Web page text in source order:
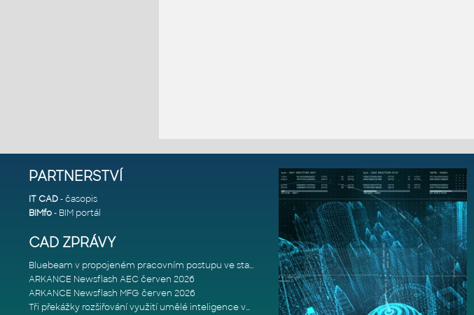
PARTNERSTVÍ
IT CAD- časopis
BIMfo- BIM portál
CAD ZPRÁVY
Bluebeam v propojeném pracovním postupu ve stavebnictví: Proč je int
ARKANCE Newsflash AEC červen 2026
ARKANCE Newsflash MFG červen 2026
Tři překážky rozšiřování využití umělé inteligence ve stavebním prům